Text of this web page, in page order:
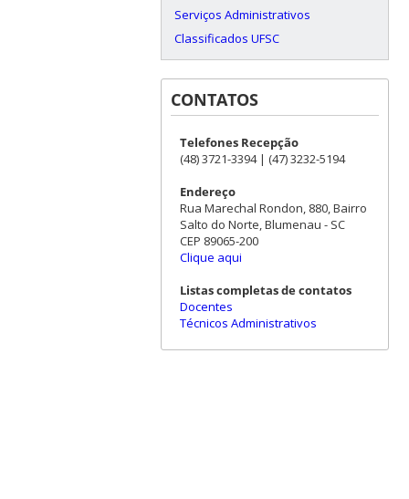
Serviços Administrativos
Classificados UFSC
CONTATOS
Telefones Recepção
(48) 3721-3394 | (47) 3232-5194
Endereço
Rua Marechal Rondon, 880, Bairro
Salto do Norte, Blumenau - SC
CEP 89065-200
Clique aqui
Listas completas de contatos
Docentes
Técnicos Administrativos